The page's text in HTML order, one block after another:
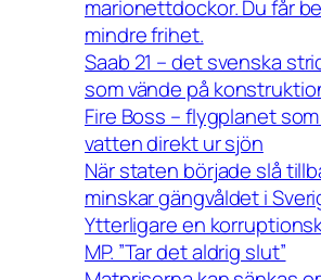
marionettdockor. Du får
mindre frihet.
Saab 21 – det svenska
som vände på
Fire Boss – flygplanet
vatten direkt ur sjön
När staten började slå
minskar gängvåldet i
Ytterligare en
MP. ”Tar det aldrig slut”